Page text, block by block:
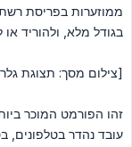
ממוזערות בפריסת רשת
בגודל מלא, ולהוריד
[צילום מסך: תצוגת
זהו הפורמט המוכר
עובד נהדר בטלפונים,